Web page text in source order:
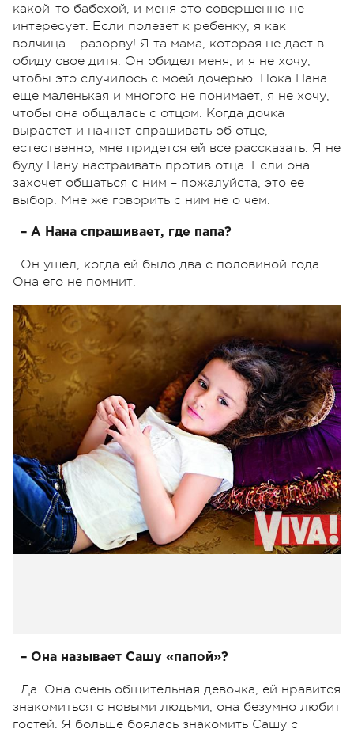
какой-то бабехой, и меня это совершенно не
интересует. Если полезет к ребенку, я как
волчица – разорву! Я та мама, которая не даст в
обиду свое дитя. Он обидел меня, и я не хочу,
чтобы это случилось с моей дочерью. Пока Нана
еще маленькая и многого не понимает, я не хочу,
чтобы она общалась с отцом. Когда дочка
вырастет и начнет спрашивать об отце,
естественно, мне придется ей все рассказать. Я не
буду Нану настраивать против отца. Если она
захочет общаться с ним – пожалуйста, это ее
выбор. Мне же говорить с ним не о чем.
– А Нана спрашивает, где папа?
Он ушел, когда ей было два с половиной года.
Она его не помнит.
– Она называет Сашу «папой»?
Да. Она очень общительная девочка, ей нравится
знакомиться с новыми людьми, она безумно любит
гостей. Я больше боялась знакомить Сашу с